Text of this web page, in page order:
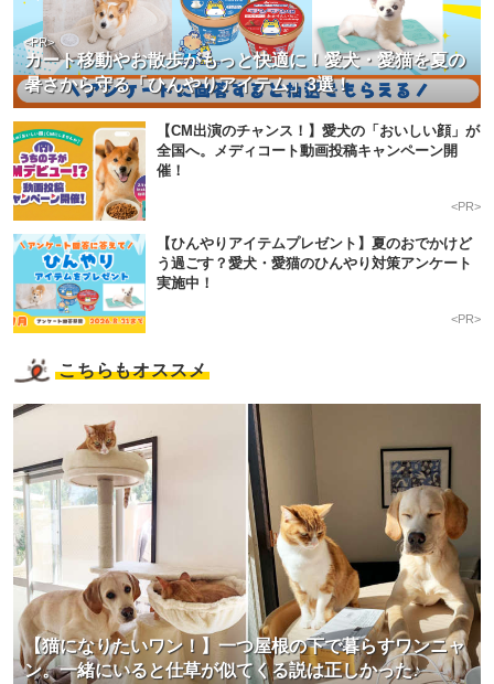
カート移動やお散歩がもっと快適に！愛犬・愛猫を夏の
暑さから守る「ひんやりアイテム」3選！
<PR>
【CM出演のチャンス！】愛犬の「おいしい顔」が
全国へ。メディコート動画投稿キャンペーン開
催！
<PR>
【ひんやりアイテムプレゼント】夏のおでかけど
う過ごす？愛犬・愛猫のひんやり対策アンケート
実施中！
<PR>
こちらもオススメ
【猫になりたいワン！】一つ屋根の下で暮らすワンニャ
ン。一緒にいると仕草が似てくる説は正しかった♪
閉じる
pecodogs
いぬ部をフォロー
ねこ部をフォロー
PECOアプリをダウンロード済みの方
アプリをダウンロードする